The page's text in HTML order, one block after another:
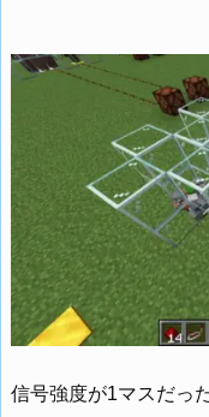
信号強度が1マスだっ